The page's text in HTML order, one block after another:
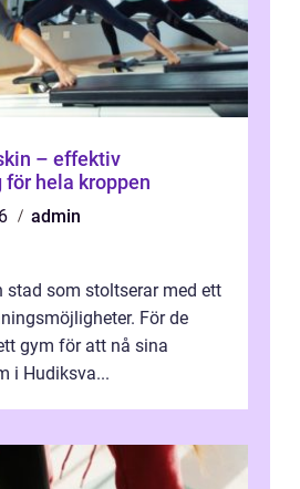
– effektiv
hela kroppen
admin
stad som stoltserar med ett
För de
gym för att nå sina
i Hudiksva...